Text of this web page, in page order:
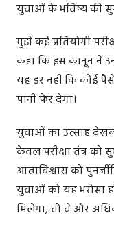
युवाओं के भविष्य की
मुझे कई प्रतियोगी
कहा कि इस कानून ने
यह डर नहीं कि कोई
पानी फेर देगा।
युवाओं का उत्साह
केवल परीक्षा तंत्र को
आत्मविश्वास को
युवाओं को यह भरोसा
मिलेगा, तो वे और